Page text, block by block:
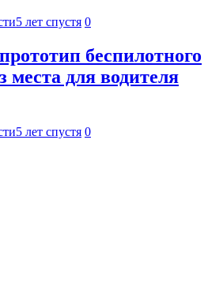
5 лет спустя 0
беспилотного
места для водителя
5 лет спустя 0